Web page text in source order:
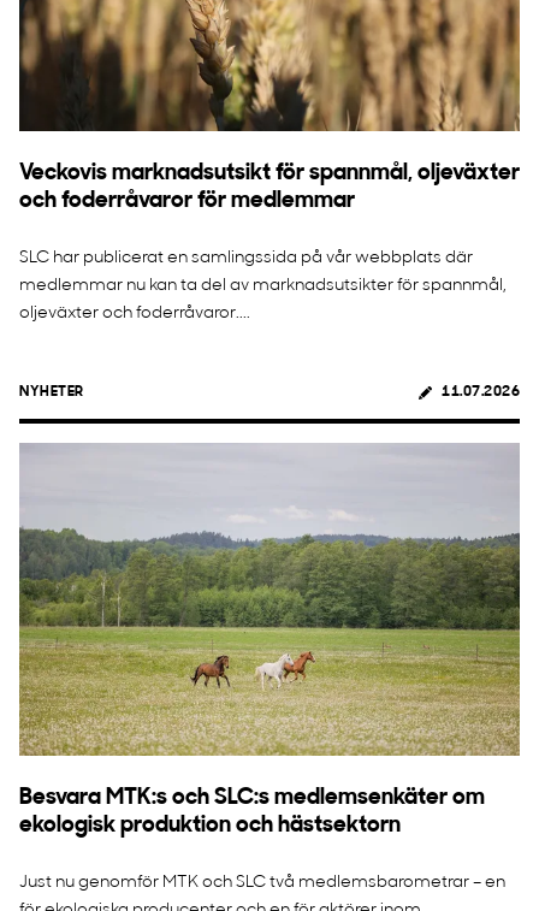
Veckovis marknadsutsikt för spannmål, oljeväxter
och foderråvaror för medlemmar
SLC har publicerat en samlingssida på vår webbplats där
medlemmar nu kan ta del av marknadsutsikter för spannmål,
oljeväxter och foderråvaror....
NYHETER 11.07.2026
Besvara MTK:s och SLC:s medlemsenkäter om
ekologisk produktion och hästsektorn
Just nu genomför MTK och SLC två medlemsbarometrar – en